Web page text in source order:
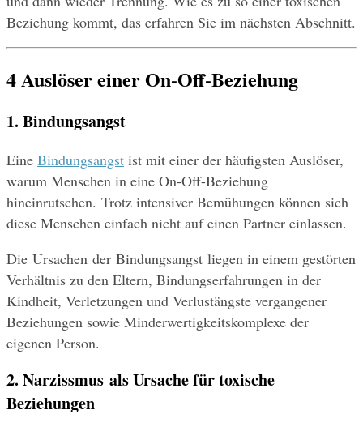
Beziehung kommt, das erfahren Sie im nächsten Abschnitt.
4 Auslöser einer On-Off-Beziehung
1. Bindungsangst
Eine Bindungsangst ist mit einer der häufigsten Auslöser,
warum Menschen in eine On-Off-Beziehung
hineinrutschen. Trotz intensiver Bemühungen können sich
diese Menschen einfach nicht auf einen Partner einlassen.
Die Ursachen der Bindungsangst liegen in einem gestörten
Verhältnis zu den Eltern, Bindungserfahrungen in der
Kindheit, Verletzungen und Verlustängste vergangener
Beziehungen sowie Minderwertigkeitskomplexe der
eigenen Person.
2. Narzissmus als Ursache für toxische
Beziehungen